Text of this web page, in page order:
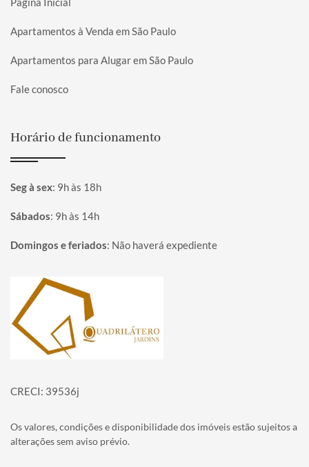
Apartamentos à Venda em São Paulo
Apartamentos para Alugar em São Paulo
Fale conosco
Horário de funcionamento
Seg à sex: 9h às 18h
Sábados: 9h às 14h
Domingos e feriados: Não haverá expediente
Página inicial
CRECI: 39536j
Os valores, condições e disponibilidade dos imóveis estão sujeitos a
alterações sem aviso prévio.